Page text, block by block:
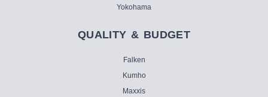
Yokohama
QUALITY & BUDGET
Falken
Kumho
Maxxis